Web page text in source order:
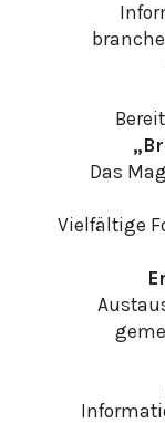
Das
Vielfältige